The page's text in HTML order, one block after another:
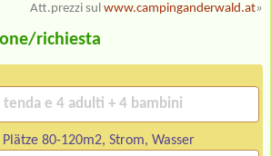
Att.prezzi sul www.campinganderwald.at»
richiesta
Plätze 80-120m2, Strom, Wasser